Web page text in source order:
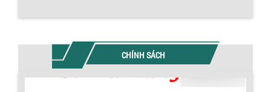
CHÍNH SÁCH
Máy trộn bột khô 200kg được gia công
sản xuất tại công ty Á Âu. Máy dùng